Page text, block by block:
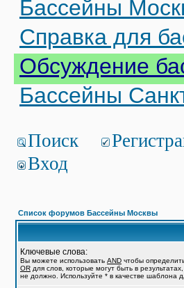
Бассейны
Справка для
Обсуждение
Бассейны
Поиск
Вход
Список форумов Бассейны Москвы
Ключевые слова:
Вы можете использовать AND чтобы
OR для слов, которые могут быть в
не должно. Используйте * в качестве шаблона